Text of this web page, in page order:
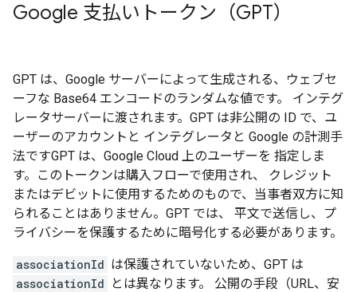
Google 支払いトークン（GPT）
GPT は、Google サーバーによって生成される、ウェブセ
ーフな Base64 エンコードのランダムな値です。 インテグ
レータサーバーに渡されます。GPT は非公開の ID で、ユ
ーザーのアカウントと インテグレータと Google の計測手
法ですGPT は、Google Cloud 上のユーザーを 指定しま
す。このトークンは購入フローで使用され、 クレジット
またはデビットに使用するためのもので、当事者双方に知
られることはありません。GPT では、 平文で送信し、プ
ライバシーを保護するために暗号化する必要があります。
associationId は保護されていないため、GPT は
associationId
とは異なります。 公開の手段（URL、安